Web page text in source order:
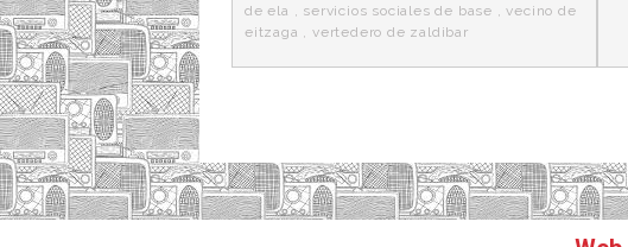
de ela , servicios sociales de base ,vecino de
eitzaga ,vertedero de zaldibar